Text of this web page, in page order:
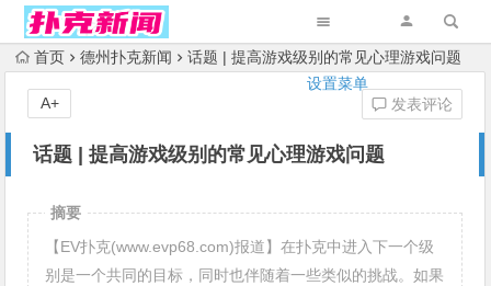
设置菜单
首页 德州扑克新闻 话题 | 提高游戏级别的常见心理游戏问题
话题 | 提高游戏级别的常见心理游戏问题
发表评论
A+
摘要
【EV扑克(www.evp68.com)报道】在扑克中进入下一个级
别是一个共同的目标，同时也伴随着一些类似的挑战。如果